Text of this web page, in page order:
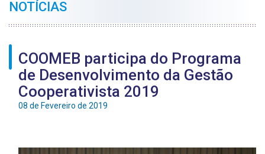
NOTÍCIAS
COOMEB participa do Programa
de Desenvolvimento da Gestão
Cooperativista 2019
08 de Fevereiro de 2019